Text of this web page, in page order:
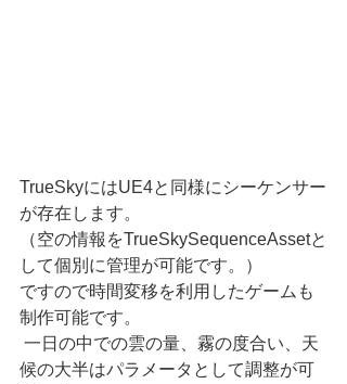
TrueSkyにはUE4と同様にシーケンサー
が存在します。
（空の情報をTrueSkySequenceAssetと
して個別に管理が可能です。）
ですので時間変移を利用したゲームも
制作可能です。
候の大半はパラメータとして調整が可